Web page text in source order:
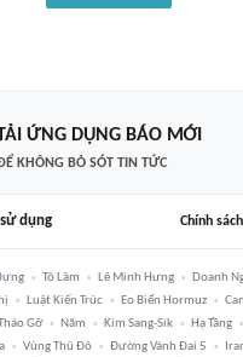
ỨNG DỤNG BÁO MỚI
KHÔNG BỎ SÓT TIN TỨC
dụng Chính
Tô Lâm Lê Minh Hưng Doanh
Luật Kiến Trúc Eo Biển Hormuz
Gỡ Năm Kim Sang-Sik Hạ Tầng
Vùng Thủ Đô Đường Vành Đai 5